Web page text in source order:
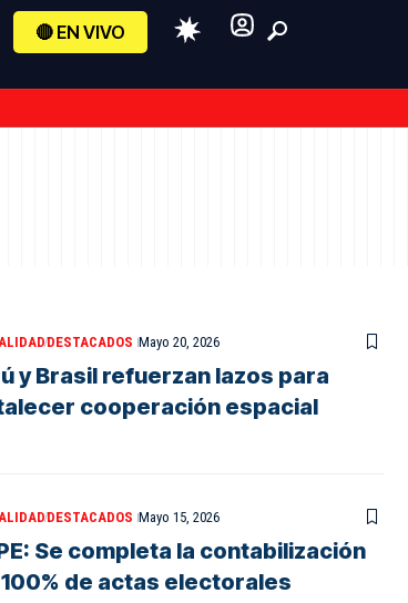
🔴 EN VIVO
DESTACADOS Mayo 20, 2026
y Brasil refuerzan lazos para
cooperación espacial
DESTACADOS Mayo 15, 2026
Se completa la contabilización
de actas electorales